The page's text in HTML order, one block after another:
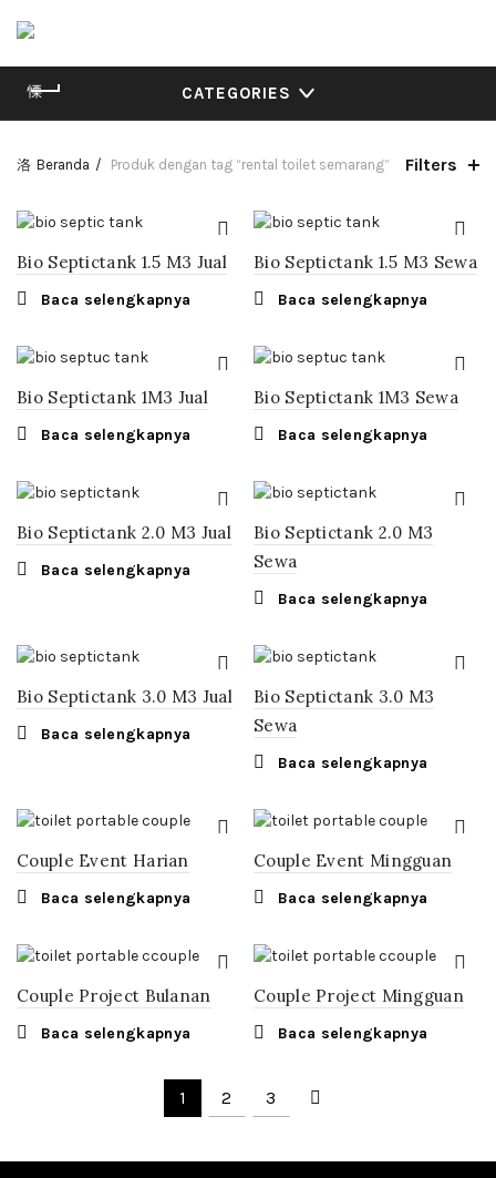
CATEGORIES
Beranda Produk dengan tag “rental toilet semarang” Filters
Bio Septictank 1.5 M3 Jual
Baca selengkapnya
Bio Septictank 1.5 M3 Sewa
Baca selengkapnya
Bio Septictank 1M3 Jual
Baca selengkapnya
Bio Septictank 1M3 Sewa
Baca selengkapnya
Bio Septictank 2.0 M3 Jual
Baca selengkapnya
Bio Septictank 2.0 M3
Sewa
Baca selengkapnya
Bio Septictank 3.0 M3 Jual
Baca selengkapnya
Bio Septictank 3.0 M3
Sewa
Baca selengkapnya
Couple Event Harian
Baca selengkapnya
Couple Event Mingguan
Baca selengkapnya
Couple Project Bulanan
Baca selengkapnya
Couple Project Mingguan
Baca selengkapnya
1 2 3